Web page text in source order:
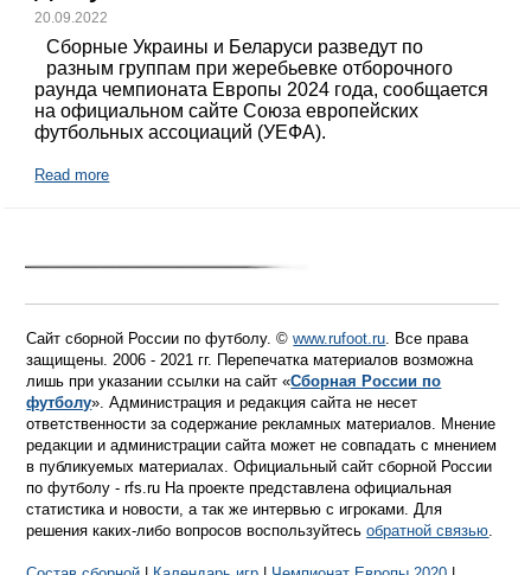
20.09.2022
Сборные Украины и Беларуси разведут по
разным группам при жеребьевке отборочного
раунда чемпионата Европы 2024 года, сообщается
на официальном сайте Союза европейских
футбольных ассоциаций (УЕФА).
Read more
Сайт сборной России по футболу. ©www.rufoot.ru. Все права
защищены. 2006 - 2021 гг. Перепечатка материалов возможна
лишь при указании ссылки на сайт «Сборная России по
футболу». Администрация и редакция сайта не несет
ответственности за содержание рекламных материалов. Мнение
редакции и администрации сайта может не совпадать с мнением
в публикуемых материалах. Официальный сайт сборной России
по футболу - rfs.ru На проекте представлена официальная
статистика и новости, а так же интервью с игроками. Для
решения каких-либо вопросов воспользуйтесьобратной связью.